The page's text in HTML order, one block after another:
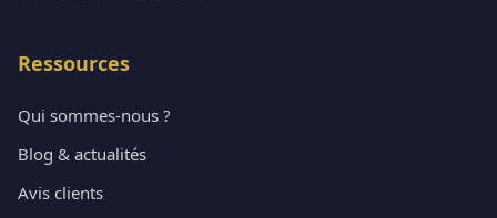
Ressources
Qui sommes-nous ?
Blog & actualités
Avis clients